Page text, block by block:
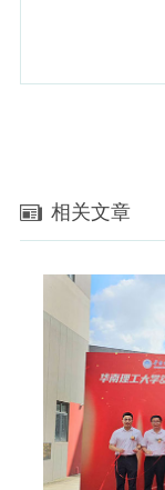
相关文章